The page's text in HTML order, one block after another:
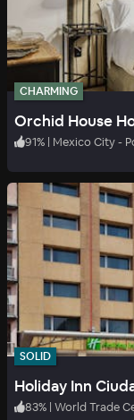
CHARMING
Orchid House
91% | Mexico City -
SOLID
Holiday Inn
83% | World Trade